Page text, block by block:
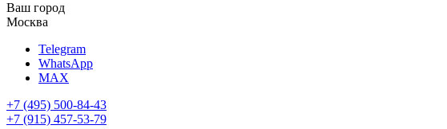
Ваш город
Москва
Telegram
WhatsApp
MAX
+7 (495) 500-84-43
+7 (915) 457-53-79